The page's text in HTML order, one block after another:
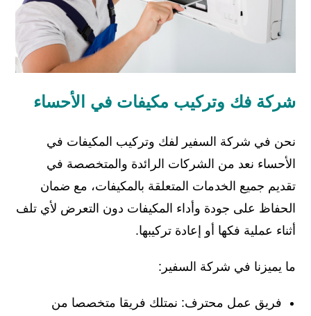
شركة فك وتركيب مكيفات في الأحساء
نحن في شركة السفير لفك وتركيب المكيفات في
الأحساء نعد من الشركات الرائدة والمتخصصة في
تقديم جميع الخدمات المتعلقة بالمكيفات، مع ضمان
الحفاظ على جودة وأداء المكيفات دون التعرض لأي تلف
أثناء عملية فكها أو إعادة تركيبها.
ما يميزنا في شركة السفير:
فريق عمل محترف: نمتلك فريقا متخصصا من